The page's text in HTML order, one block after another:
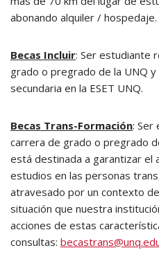
abonando alquiler / hospedaje.
Becas Incluir: Ser estudiante
grado o pregrado de la UNQ
secundaria en la ESET UNQ.
Becas Trans-Formación: Ser
carrera de grado o pregrado
está destinada a garantizar el
estudios en las personas
atravesado por un contexto
situación que nuestra
acciones de estas
consultas: